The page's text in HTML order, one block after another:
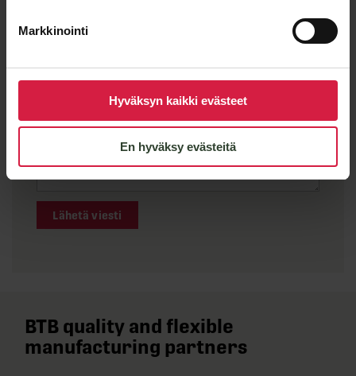
Markkinointi
Hyväksyn kaikki evästeet
En hyväksy evästeitä
Lähetä viesti
BTB quality and flexible
manufacturing partners